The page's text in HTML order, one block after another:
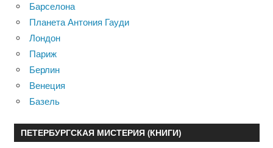
Барселона
Планета Антония Гауди
Лондон
Париж
Берлин
Венеция
Базель
ПЕТЕРБУРГСКАЯ МИСТЕРИЯ (КНИГИ)